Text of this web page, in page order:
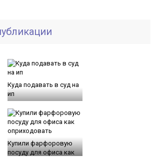
Куда подавать в суд на
ип
Купили фарфоровую
посуду для офиса как